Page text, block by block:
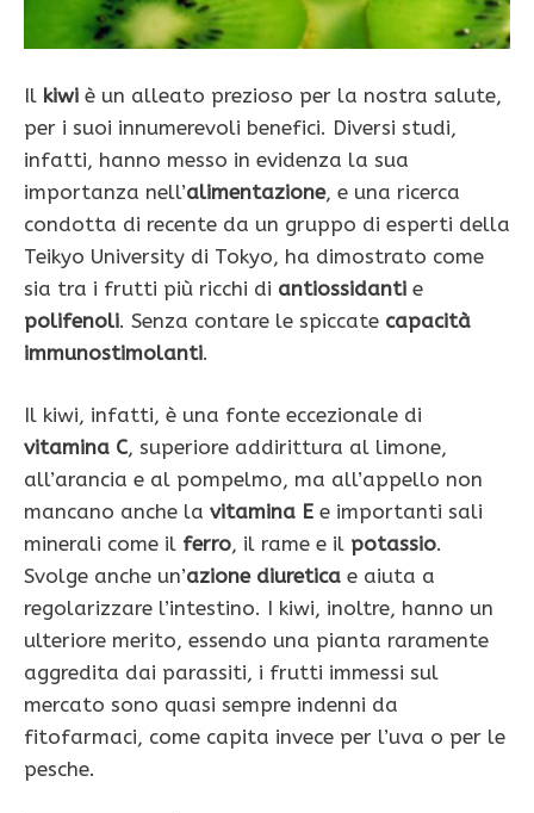
Il kiwi è un alleato prezioso per la nostra salute,
per i suoi innumerevoli benefici. Diversi studi,
infatti, hanno messo in evidenza la sua
importanza nell’alimentazione, e una ricerca
condotta di recente da un gruppo di esperti della
Teikyo University di Tokyo, ha dimostrato come
sia tra i frutti più ricchi di antiossidanti e
polifenoli. Senza contare le spiccate capacità
immunostimolanti.
Il kiwi, infatti, è una fonte eccezionale di
vitamina C, superiore addirittura al limone,
all’arancia e al pompelmo, ma all’appello non
mancano anche la vitamina E e importanti sali
minerali come il ferro, il rame e il potassio.
Svolge anche un’azione diuretica e aiuta a
regolarizzare l’intestino. I kiwi, inoltre, hanno un
ulteriore merito, essendo una pianta raramente
aggredita dai parassiti, i frutti immessi sul
mercato sono quasi sempre indenni da
fitofarmaci, come capita invece per l’uva o per le
pesche.